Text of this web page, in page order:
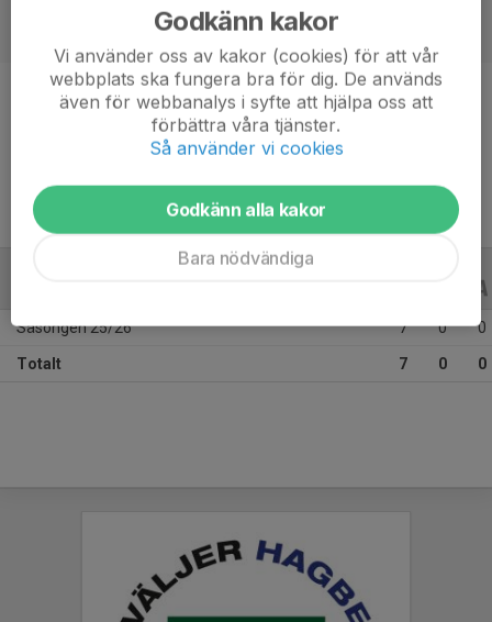
Position
-
12 år
Säsongen 25/26 7 0 0
Totalt 7 0 0
Godkänn kakor
Vi använder oss av kakor (cookies) för att vår
webbplats ska fungera bra för dig. De används
även för webbanalys i syfte att hjälpa oss att
förbättra våra tjänster.
Så använder vi cookies
Godkänn alla kakor
Bara nödvändiga